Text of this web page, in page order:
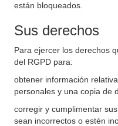
están bloqueados.
Sus derechos
Para ejercer los derechos
del RGPD para:
obtener información
personales y una copia de
corregir y cumplimentar
sean incorrectos o estén